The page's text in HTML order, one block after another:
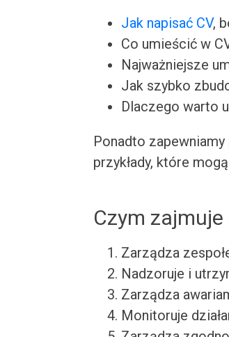
Jak napisać CV,
Co umieścić w
Najważniejsze
Jak szybko
Dlaczego warto
Ponadto
przykłady, które
Czym
Zarządza
Nadzoruje i
Zarządza
Monitoruje